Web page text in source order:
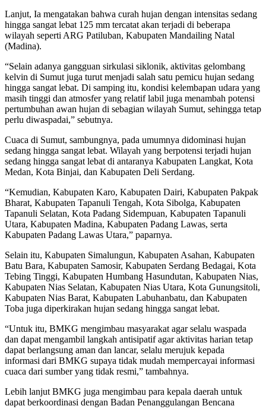
Lanjut, Ia mengatakan bahwa curah hujan dengan intensitas sedang
hingga sangat lebat 125 mm tercatat akan terjadi di beberapa
wilayah seperti ARG Patiluban, Kabupaten Mandailing Natal
(Madina).
“Selain adanya gangguan sirkulasi siklonik, aktivitas gelombang
kelvin di Sumut juga turut menjadi salah satu pemicu hujan sedang
hingga sangat lebat. Di samping itu, kondisi kelembapan udara yang
masih tinggi dan atmosfer yang relatif labil juga menambah potensi
pertumbuhan awan hujan di sebagian wilayah Sumut, sehingga tetap
perlu diwaspadai,” sebutnya.
Cuaca di Sumut, sambungnya, pada umumnya didominasi hujan
sedang hingga sangat lebat. Wilayah yang berpotensi terjadi hujan
sedang hingga sangat lebat di antaranya Kabupaten Langkat, Kota
Medan, Kota Binjai, dan Kabupaten Deli Serdang.
“Kemudian, Kabupaten Karo, Kabupaten Dairi, Kabupaten Pakpak
Bharat, Kabupaten Tapanuli Tengah, Kota Sibolga, Kabupaten
Tapanuli Selatan, Kota Padang Sidempuan, Kabupaten Tapanuli
Utara, Kabupaten Madina, Kabupaten Padang Lawas, serta
Kabupaten Padang Lawas Utara,” paparnya.
Selain itu, Kabupaten Simalungun, Kabupaten Asahan, Kabupaten
Batu Bara, Kabupaten Samosir, Kabupaten Serdang Bedagai, Kota
Tebing Tinggi, Kabupaten Humbang Hasundutan, Kabupaten Nias,
Kabupaten Nias Selatan, Kabupaten Nias Utara, Kota Gunungsitoli,
Kabupaten Nias Barat, Kabupaten Labuhanbatu, dan Kabupaten
Toba juga diperkirakan hujan sedang hingga sangat lebat.
“Untuk itu, BMKG mengimbau masyarakat agar selalu waspada
dan dapat mengambil langkah antisipatif agar aktivitas harian tetap
dapat berlangsung aman dan lancar, selalu merujuk kepada
informasi dari BMKG supaya tidak mudah mempercayai informasi
cuaca dari sumber yang tidak resmi,” tambahnya.
Lebih lanjut BMKG juga mengimbau para kepala daerah untuk
dapat berkoordinasi dengan Badan Penanggulangan Bencana